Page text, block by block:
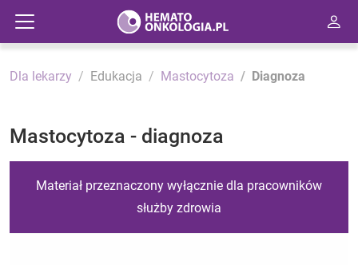
Dla lekarzy Edukacja Mastocytoza Diagnoza
Mastocytoza - diagnoza
Materiał przeznaczony wyłącznie dla pracowników
służby zdrowia